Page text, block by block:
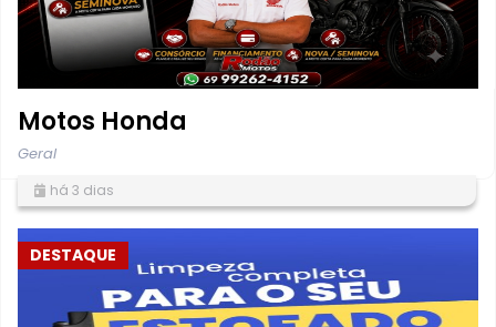
Motos Honda
Geral
há 3 dias
DESTAQUE